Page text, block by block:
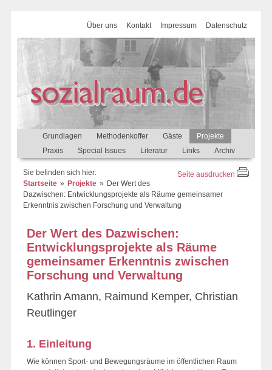
Über uns Kontakt Impressum Datenschutz
Grundlagen Methodenkoffer Gäste
Projekte
Praxis
Special Issues Literatur Links Archiv
Seite ausdrucken
Sie befinden sich hier:
Startseite
Projekte
Der Wert des
Dazwischen: Entwicklungsprojekte als Räume gemeinsamer
Erkenntnis zwischen Forschung und Verwaltung
Der Wert des Dazwischen:
Entwicklungsprojekte als Räume
gemeinsamer Erkenntnis zwischen
Forschung und Verwaltung
Kathrin Amann, Raimund Kemper, Christian
Reutlinger
1. Einleitung
Wie können Sport- und Bewegungsräume im öffentlichen Raum